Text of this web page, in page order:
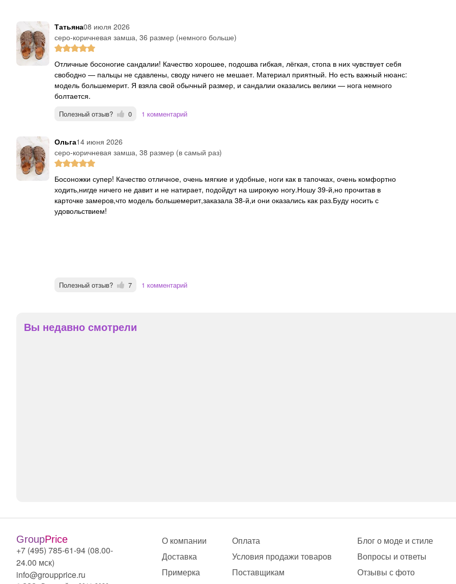
Татьяна08 июля 2026
серо-коричневая замша, 36 размер (немного больше)
Отличные босоногие сандалии! Качество хорошее, подошва гибкая, лёгкая, стопа в них чувствует себя
свободно — пальцы не сдавлены, своду ничего не мешает. Материал приятный. Но есть важный нюанс:
модель большемерит. Я взяла свой обычный размер, и сандалии оказались велики — нога немного
болтается.
Полезный отзыв? 0 1 комментарий
Ольга14 июня 2026
серо-коричневая замша, 38 размер (в самый раз)
Босоножки супер! Качество отличное, очень мягкие и удобные, ноги как в тапочках, очень комфортно
ходить,нигде ничего не давит и не натирает, подойдут на широкую ногу.Ношу 39-й,но прочитав в
карточке замеров,что модель большемерит,заказала 38-й,и они оказались как раз.Буду носить с
удовольствием!
Полезный отзыв? 7 1 комментарий
Вы недавно смотрели
GroupPrice
+7 (495) 785-61-94 (08.00-
24.00 мск)
info@groupprice.ru
О компании
Доставка
Примерка
Оплата
Условия продажи товаров
Поставщикам
Блог о моде и стиле
Вопросы и ответы
Отзывы с фото